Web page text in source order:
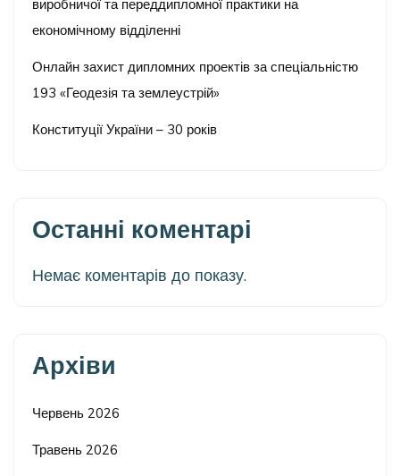
виробничої та переддипломної практики на
економічному відділенні
Онлайн захист дипломних проектів за спеціальністю
193 «Геодезія та землеустрій»
Конституції України – 30 років
Останні коментарі
Немає коментарів до показу.
Архіви
Червень 2026
Травень 2026